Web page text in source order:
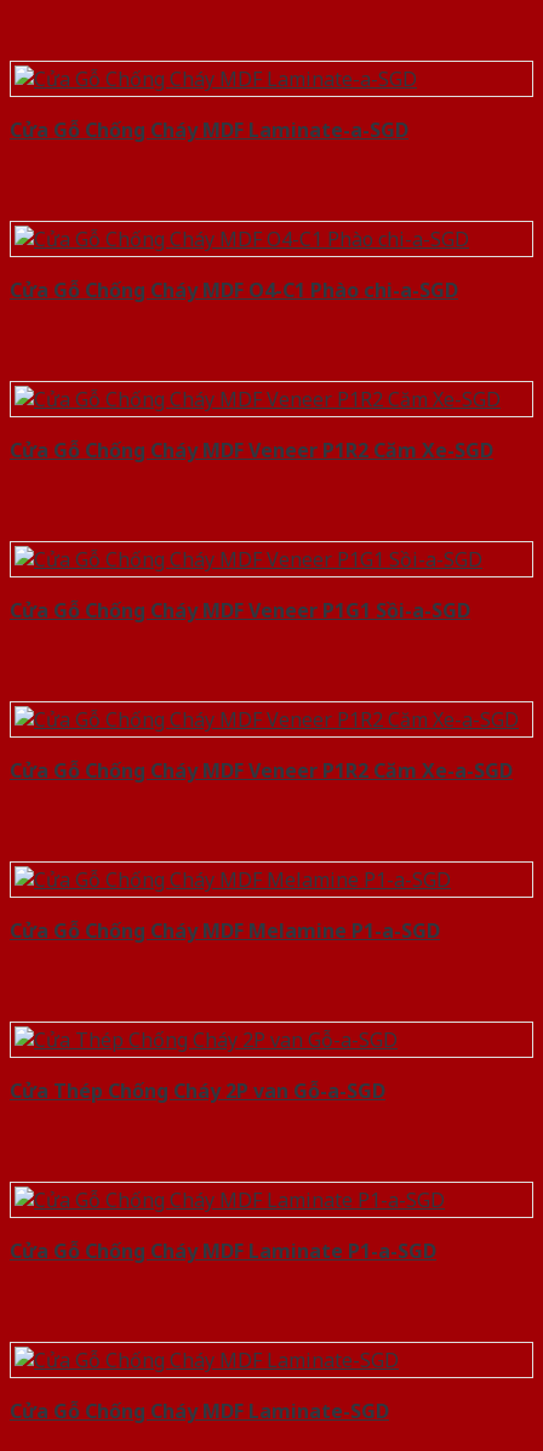
Cửa Gỗ Chống Cháy MDF Laminate-a-SGD
Cửa Gỗ Chống Cháy MDF O4-C1 Phào chi-a-SGD
Cửa Gỗ Chống Cháy MDF Veneer P1R2 Căm Xe-SGD
Cửa Gỗ Chống Cháy MDF Veneer P1G1 Sồi-a-SGD
Cửa Gỗ Chống Cháy MDF Veneer P1R2 Căm Xe-a-SGD
Cửa Gỗ Chống Cháy MDF Melamine P1-a-SGD
Cửa Thép Chống Cháy 2P van Gỗ-a-SGD
Cửa Gỗ Chống Cháy MDF Laminate P1-a-SGD
Cửa Gỗ Chống Cháy MDF Laminate-SGD